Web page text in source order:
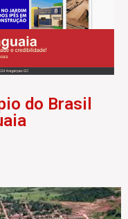
do Brasil